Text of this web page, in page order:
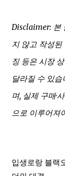
Disclaimer: 본
지 않고 작성된
징 등은 시장
달라질 수 있
며, 실제 구매·
으로 이루어져
입생로랑 블랙